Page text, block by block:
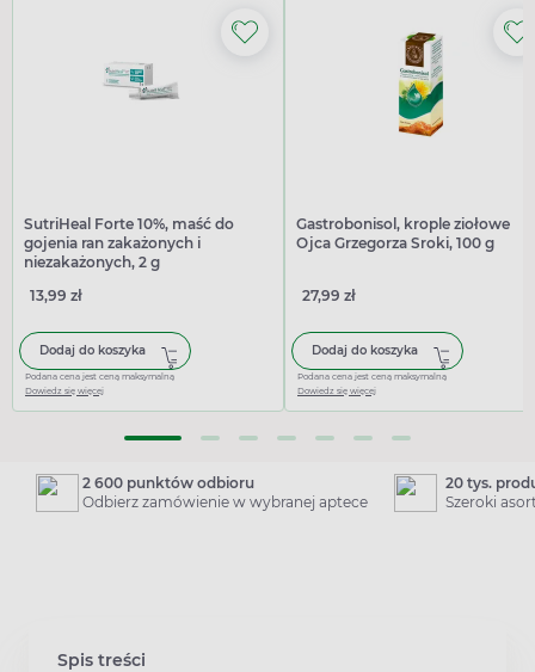
SutriHeal Forte 10%, maść do
gojenia ran zakażonych i
niezakażonych, 2 g
13,99 zł
Dodaj do koszyka
Podana cena jest ceną maksymalną
Dowiedz się więcej
Gastrobonisol, krople ziołowe
Ojca Grzegorza Sroki, 100 g
27,99 zł
Dodaj do koszyka
Podana cena jest ceną maksymalną
Dowiedz się więcej
2 600 punktów odbioru
Odbierz zamówienie w wybranej aptece
20 tys.
Szeroki
Spis treści